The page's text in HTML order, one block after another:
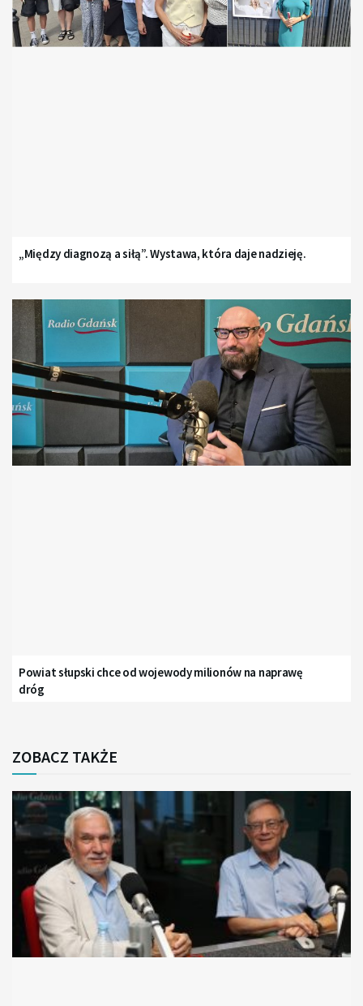
„Między diagnozą a siłą”. Wystawa, która daje nadzieję.
Powiat słupski chce od wojewody milionów na naprawę
dróg
ZOBACZ TAKŻE